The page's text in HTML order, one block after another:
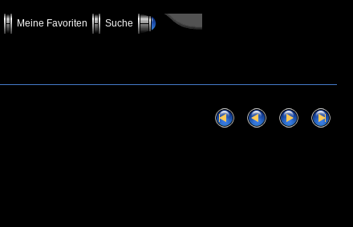
Meine Favoriten Suche